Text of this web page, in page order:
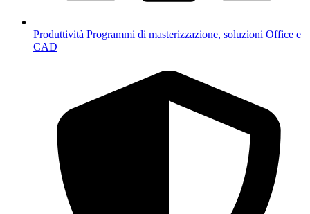
Produttività Programmi di masterizzazione, soluzioni Office e
CAD